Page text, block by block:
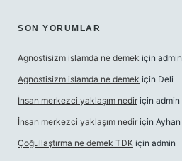
SON YORUMLAR
Agnostisizm islamda ne demek için admin
Agnostisizm islamda ne demek için Deli
İnsan merkezci yaklaşım nedir için admin
İnsan merkezci yaklaşım nedir için Ayhan
Çoğullaştırma ne demek TDK için admin